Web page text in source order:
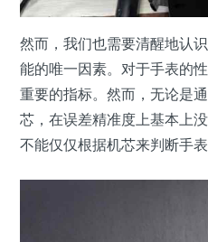
然而，我们也需要清醒地认
能的唯一因素。对于手表的
重要的指标。然而，无论是
芯，在误差精准度上基本上
不能仅仅根据机芯来判断手表